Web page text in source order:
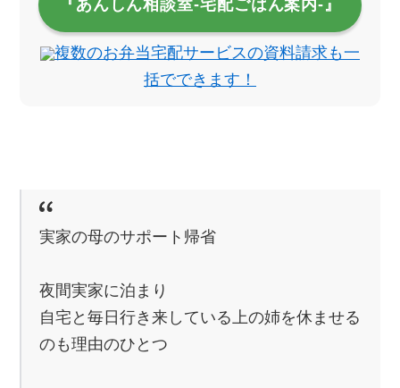
『あんしん相談室‐宅配ごはん案内‐』
複数のお弁当宅配サービスの資料請求も一
括でできます！
実家の母のサポート帰省
夜間実家に泊まり
自宅と毎日行き来している上の姉を休ませる
のも理由のひとつ